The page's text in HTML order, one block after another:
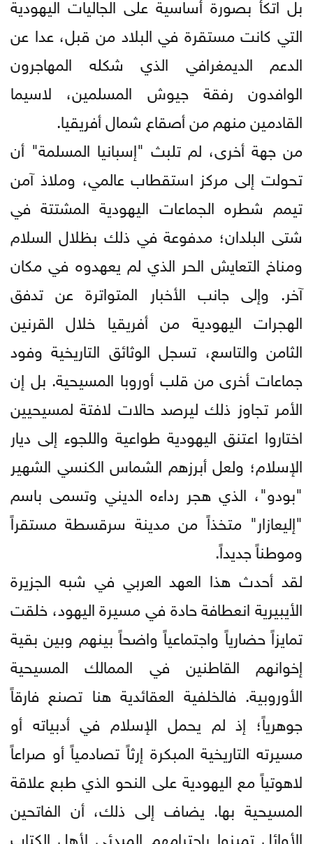
التي كانت مستقرة في البلاد من قبل، عدا عن
الدعم الديمغرافي الذي شكله المهاجرون
الوافدون رفقة جيوش المسلمين، لاسيما
القادمين منهم من أصقاع شمال أفريقيا.
من جهة أخرى، لم تلبث "إسبانيا المسلمة" أن
تحولت إلى مركز استقطاب عالمي، وملاذ آمن
تيمم شطره الجماعات اليهودية المشتتة في
شتى البلدان؛ مدفوعة في ذلك بظلال السلام
ومناخ التعايش الحر الذي لم يعهدوه في مكان
آخر. وإلى جانب الأخبار المتواترة عن تدفق
الهجرات اليهودية من أفريقيا خلال القرنين
الثامن والتاسع، تسجل الوثائق التاريخية وفود
جماعات أخرى من قلب أوروبا المسيحية. بل إن
الأمر تجاوز ذلك ليرصد حالات لافتة لمسيحيين
اختاروا اعتنق اليهودية طواعية واللجوء إلى ديار
الإسلام؛ ولعل أبرزهم الشماس الكنسي الشهير
"بودو"، الذي هجر رداءه الديني وتسمى باسم
"إليعازار" متخذاً من مدينة سرقسطة مستقراً
وموطناً جديداً.
لقد أحدث هذا العهد العربي في شبه الجزيرة
الأيبيرية انعطافة حادة في مسيرة اليهود، خلقت
تمايزاً حضارياً واجتماعياً واضحاً بينهم وبين بقية
إخوانهم القاطنين في الممالك المسيحية
الأوروبية. فالخلفية العقائدية هنا تصنع فارقاً
جوهرياً؛ إذ لم يحمل الإسلام في أدبياته أو
مسيرته التاريخية المبكرة إرثاً تصادمياً أو صراعاً
لاهوتياً مع اليهودية على النحو الذي طبع علاقة
المسيحية بها. يضاف إلى ذلك، أن الفاتحين
الأوائل تميزوا باحترامهم المبدئي لأهل الكتاب